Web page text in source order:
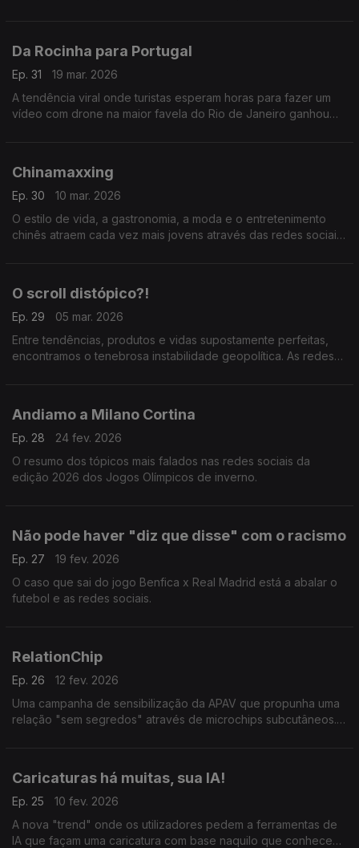
Da Rocinha para Portugal
Ep. 31
19 mar. 2026
A tendência viral onde turistas esperam horas para fazer um
vídeo com drone na maior favela do Rio de Janeiro ganhou
Chinamaxxing
Ep. 30
10 mar. 2026
O estilo de vida, a gastronomia, a moda e o entretenimento
chinês atraem cada vez mais jovens através das redes sociais.
O scroll distópico?!
Ep. 29
05 mar. 2026
Entre tendências, produtos e vidas supostamente perfeitas,
encontramos o tenebrosa instabilidade geopolítica. As redes
Andiamo a Milano Cortina
Ep. 28
24 fev. 2026
O resumo dos tópicos mais falados nas redes sociais da
edição 2026 dos Jogos Olímpicos de inverno.
Não pode haver "diz que disse" com o racismo
Ep. 27
19 fev. 2026
O caso que sai do jogo Benfica x Real Madrid está a abalar o
futebol e as redes sociais.
RelationChip
Ep. 26
12 fev. 2026
Uma campanha de sensibilização da APAV que propunha uma
relação "sem segredos" através de microchips subcutâneos.
Caricaturas há muitas, sua IA!
Ep. 25
10 fev. 2026
A nova "trend" onde os utilizadores pedem a ferramentas de
IA que façam uma caricatura com base naquilo que conhecem